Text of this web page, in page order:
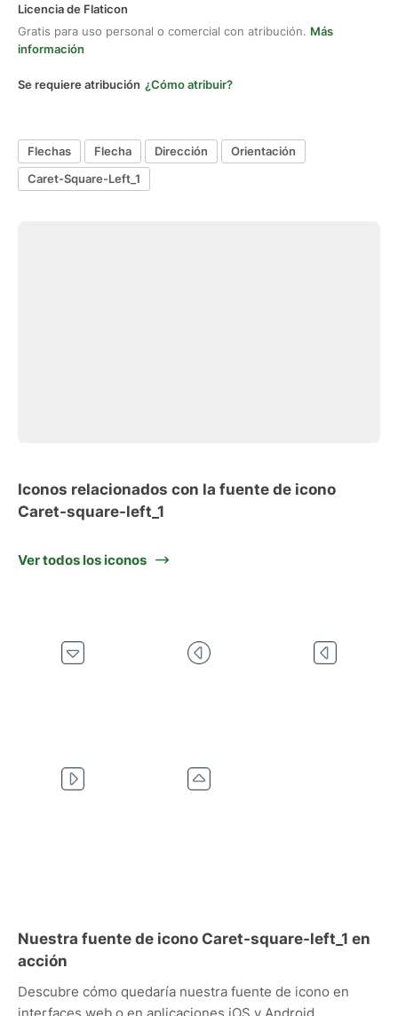
Licencia de Flaticon
Gratis para uso personal o comercial con atribución. Más
información
Se requiere atribución ¿Cómo atribuir?
Flechas Flecha Dirección
Orientación
Caret-Square-Left_1
Iconos relacionados con la fuente de icono
Caret-square-left_1
Ver todos los iconos
Nuestra fuente de icono Caret-square-left_1 en
acción
Descubre cómo quedaría nuestra fuente de icono en